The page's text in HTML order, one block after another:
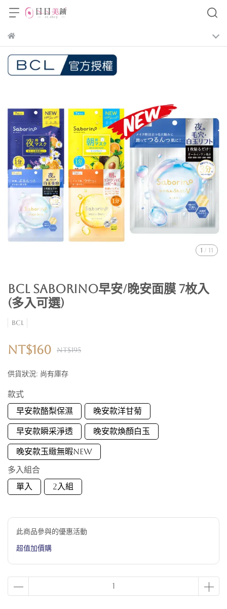
1 / 11
BCL SABORINO早安/晚安面膜 7枚入
(多入可選)
BCL
NT$160 NT$195
供貨狀況: 尚有庫存
款式
早安款酪梨保濕
晚安款洋甘菊
早安款瞬采淨透 晚安款煥顏白玉
晚安款玉緻無暇NEW
多入組合
單入
2入組
此商品參與的優惠活動
超值加價購